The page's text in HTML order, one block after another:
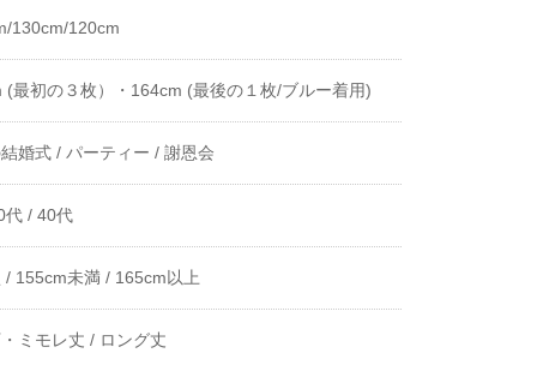
130cm/120cm
(最初の３枚）・164cm (最後の１枚/ブルー着用)
婚式 / パーティー / 謝恩会
代 / 40代
/ 155cm未満 / 165cm以上
ミモレ丈 / ロング丈